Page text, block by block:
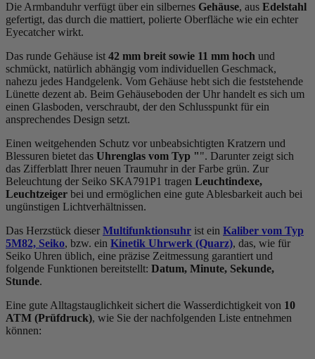
Die Armbanduhr verfügt über ein silbernes Gehäuse, aus Edelstahl
gefertigt, das durch die mattiert, polierte Oberfläche wie ein echter
Eyecatcher wirkt.
Das runde Gehäuse ist 42 mm breit sowie 11 mm hoch und
schmückt, natürlich abhängig vom individuellen Geschmack,
nahezu jedes Handgelenk. Vom Gehäuse hebt sich die feststehende
Lünette dezent ab. Beim Gehäuseboden der Uhr handelt es sich um
einen Glasboden, verschraubt, der den Schlusspunkt für ein
ansprechendes Design setzt.
Einen weitgehenden Schutz vor unbeabsichtigten Kratzern und
Blessuren bietet das Uhrenglas vom Typ "". Darunter zeigt sich
das Zifferblatt Ihrer neuen Traumuhr in der Farbe grün. Zur
Beleuchtung der Seiko SKA791P1 tragen Leuchtindexe,
Leuchtzeiger bei und ermöglichen eine gute Ablesbarkeit auch bei
ungünstigen Lichtverhältnissen.
Das Herzstück dieser Multifunktionsuhr ist ein Kaliber vom Typ
5M82, Seiko, bzw. ein Kinetik Uhrwerk (Quarz), das, wie für
Seiko Uhren üblich, eine präzise Zeitmessung garantiert und
folgende Funktionen bereitstellt: Datum, Minute, Sekunde,
Stunde.
Eine gute Alltagstauglichkeit sichert die Wasserdichtigkeit von 10
ATM (Prüfdruck), wie Sie der nachfolgenden Liste entnehmen
können: